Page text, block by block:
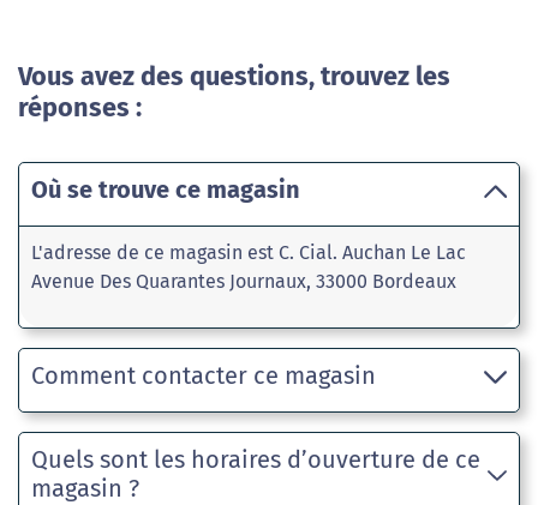
Vous avez des questions, trouvez les
réponses :
Où se trouve ce magasin
L'adresse de ce magasin est C. Cial. Auchan Le Lac
Avenue Des Quarantes Journaux, 33000 Bordeaux
Comment contacter ce magasin
Quels sont les horaires d’ouverture de ce
magasin ?